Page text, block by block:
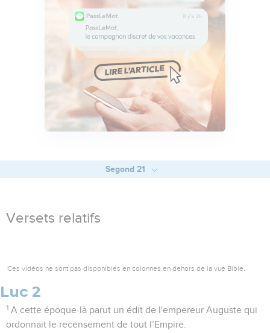
Segond 21
Versets relatifs
Ces vidéos ne sont pas disponibles en colonnes en dehors de la vue Bible.
Luc 2
1 A cette époque-là parut un édit de l'empereur Auguste qui
ordonnait le recensement de tout l’Empire.